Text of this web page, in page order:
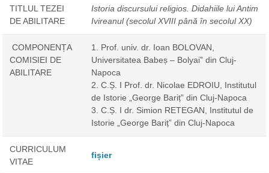
TITLUL TEZEI
DE ABILITARE
Istoria discursului religios. Didahiile lui Antim
Ivireanul (secolul XVIII până în secolul XX)
COMPONENȚA
COMISIEI DE
ABILITARE
1. Prof. univ. dr. Ioan BOLOVAN,
Universitatea Babeș – Bolyai” din Cluj-
Napoca
2. C.Ș. I Prof. dr. Nicolae EDROIU, Institutul
de Istorie „George Bariț” din Cluj-Napoca
3. C.Ș. I dr. Simion RETEGAN, Institutul de
Istorie „George Bariț” din Cluj-Napoca
CURRICULUM
VITAE
fișier